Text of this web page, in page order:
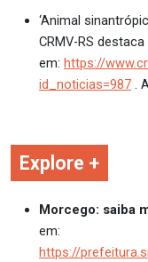
‘Animal
CRMV-RS
em: https://
id_noticias=987 .
Explore +
Morcego: saiba
em:
https://